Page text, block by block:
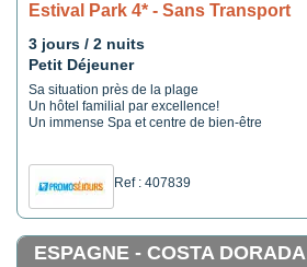
Estival Park 4* - Sans Transport
3 jours / 2 nuits
Petit Déjeuner
Sa situation près de la plage
Un hôtel familial par excellence!
Un immense Spa et centre de bien-être
Ref : 407839
ESPAGNE - COSTA DORADA